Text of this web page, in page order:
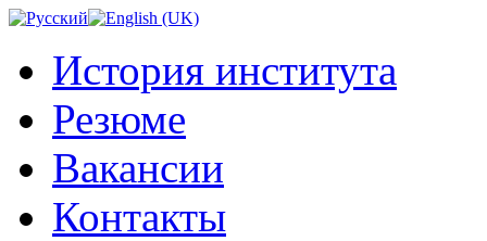
История института
Резюме
Вакансии
Контакты